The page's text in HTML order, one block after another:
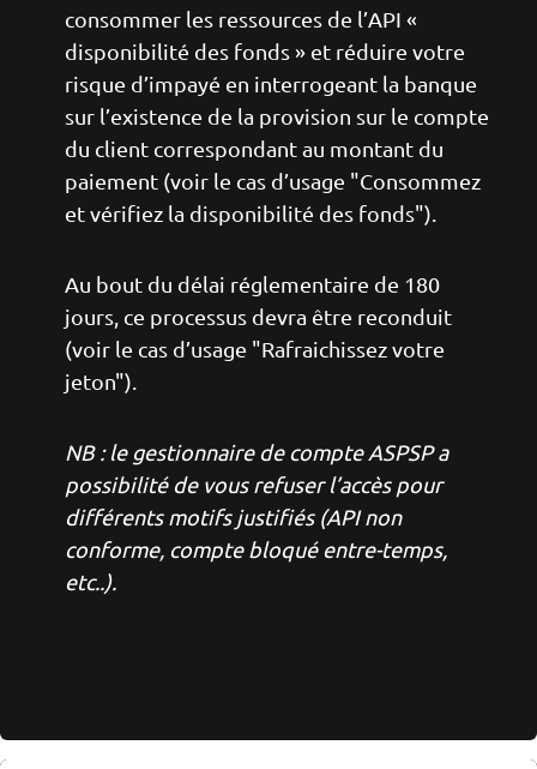
consommer les ressources de l’API «
disponibilité des fonds » et réduire votre
risque d’impayé en interrogeant la banque
sur l’existence de la provision sur le compte
du client correspondant au montant du
paiement (voir le cas d’usage "Consommez
et vérifiez la disponibilité des fonds").
Au bout du délai réglementaire de 180
jours, ce processus devra être reconduit
(voir le cas d’usage "Rafraichissez votre
jeton").
NB : le gestionnaire de compte ASPSP a
possibilité de vous refuser l’accès pour
différents motifs justifiés (API non
conforme, compte bloqué entre-temps,
etc..).